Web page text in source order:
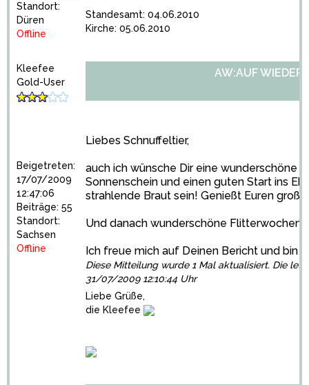
Standort:
Düren
Offline
Standesamt: 04.06.2010
Kirche: 05.06.2010
Kleefee
Gold-User
Beigetreten:
17/07/2009
12:47:06
Beiträge: 55
Standort:
Sachsen
Offline
AW:AUF
Liebes Schnuffeltier,
auch ich wünsche Dir eine wunderschöne
Sonnenschein und einen guten Start ins
strahlende Braut sein! Genießt Euren
Und danach wunderschöne Flitterwochen
Ich freue mich auf Deinen Bericht und bin
Diese Mitteilung wurde 1 Mal aktualisiert. Die
31/07/2009 12:10:44 Uhr
Liebe Grüße,
die Kleefee